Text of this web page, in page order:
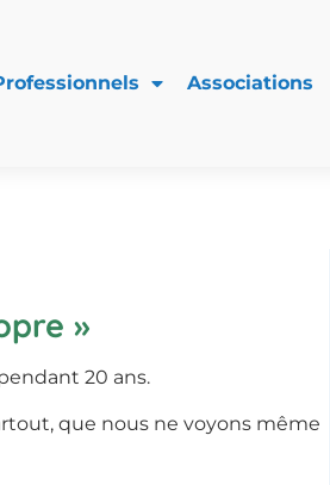
Associations
»
20 ans.
que nous ne voyons même